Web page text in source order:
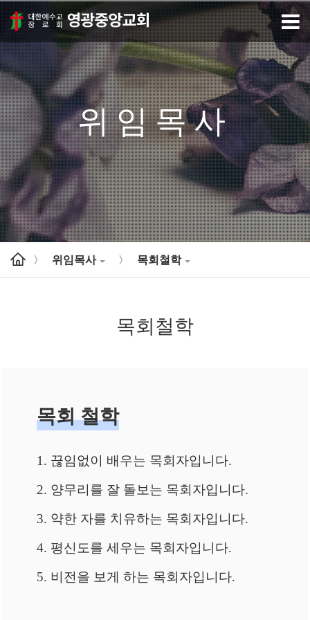
위임목사
> 위임목사 > 목회철학
목회철학
목회 철학
1. 끊임없이 배우는 목회자입니다.
2. 양무리를 잘 돌보는 목회자입니다.
3. 약한 자를 치유하는 목회자입니다.
4. 평신도를 세우는 목회자입니다.
5. 비전을 보게 하는 목회자입니다.